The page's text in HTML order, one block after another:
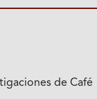
de Café